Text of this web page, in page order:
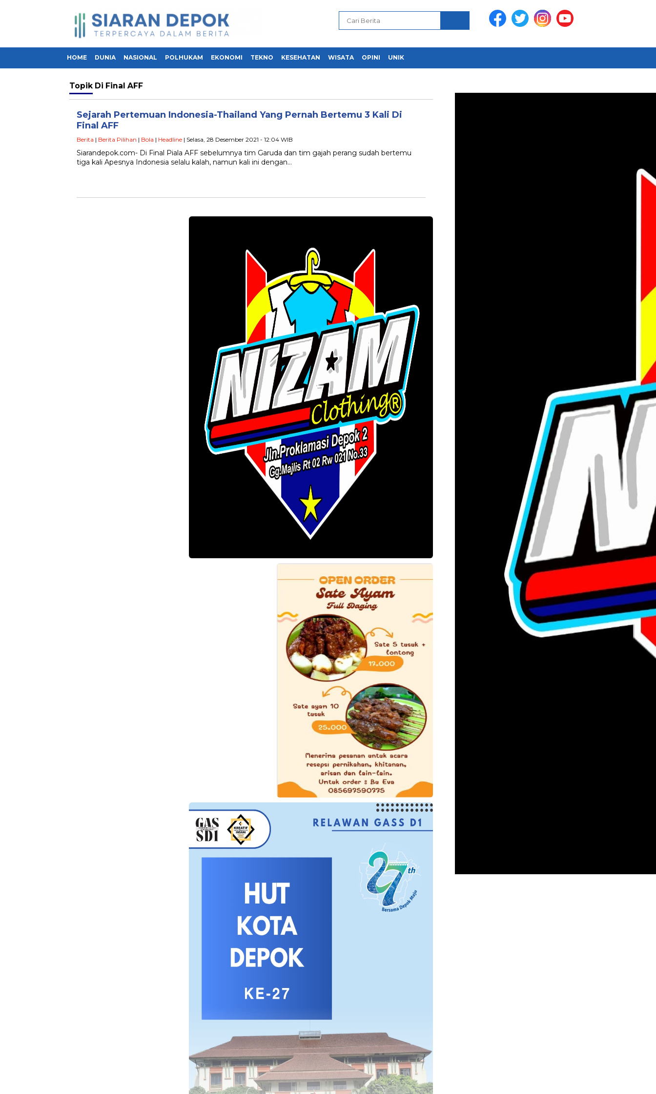
HOME DUNIA NASIONAL POLHUKAM EKONOMI TEKNO KESEHATAN WISATA OPINI UNIK
Topik Di Final AFF
Sejarah Pertemuan Indonesia-Thailand Yang Pernah Bertemu 3 Kali Di
Final AFF
Berita | Berita Pilihan | Bola | Headline | Selasa, 28 Desember 2021 - 12:04 WIB
Siarandepok.com- Di Final Piala AFF sebelumnya tim Garuda dan tim gajah perang sudah bertemu
tiga kali Apesnya Indonesia selalu kalah, namun kali ini dengan…